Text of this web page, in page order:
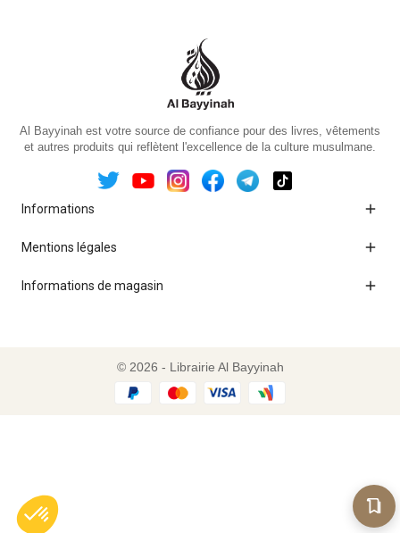
Al Bayyinah est votre source de confiance pour des livres, vêtements
et autres produits qui reflètent l'excellence de la culture musulmane.
Informations 
Mentions légales 
Informations de magasin 
© 2026 - Librairie Al Bayyinah